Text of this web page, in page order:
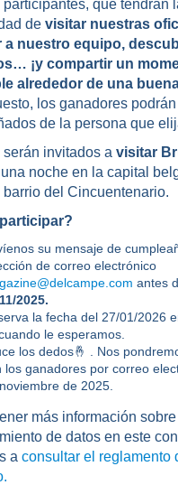
participantes, que tendrán
de visitar nuestras
a nuestro equipo,
¡y compartir un
alrededor de una
los ganadores
de la persona que
serán invitados a visitar
noche en la capital
barrio del Cincuentenario.
su mensaje de
de correo electrónico
antes
2025.
la fecha del 27/01/2026
le esperamos.
los dedos🤞 . Nos
los ganadores por correo
de 2025.
más información
de datos en este
a consultar el reglamento